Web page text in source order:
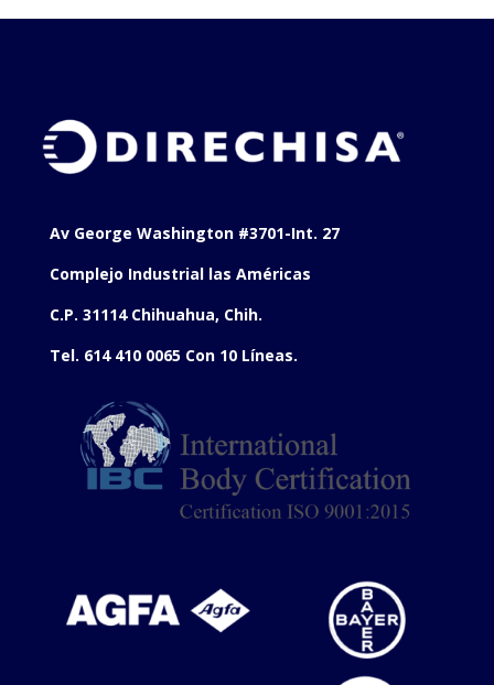
Av George Washington #3701-Int. 27
Complejo Industrial las Américas
C.P. 31114 Chihuahua, Chih.
Tel. 614 410 0065 Con 10 Líneas.